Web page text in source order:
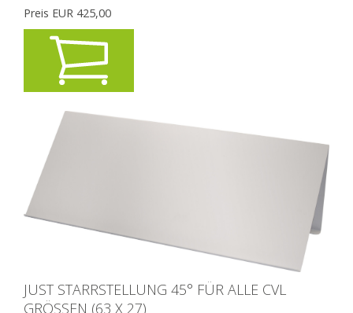
Preis EUR 425,00
JUST STARRSTELLUNG 45° FÜR ALLE CVL
GRÖSSEN (63 X 27)